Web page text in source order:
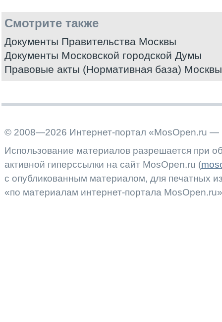
Смотрите также
Документы Правительства Москвы
Документы Московской городской Думы
Правовые акты (Нормативная база) Москвы
© 2008—2026 Интернет-портал «MosOpen.ru —
Использование материалов разрешается при
активной гиперссылки на сайт MosOpen.ru (
с опубликованным материалом, для печатных
«по материалам интернет-портала